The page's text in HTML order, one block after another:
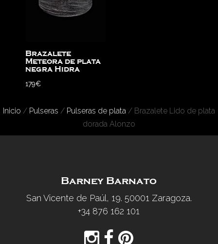
Brazalete
Meteora de plata
negra Hidra
179€
Inicio / Pulseras / Pulseras de plata / Brazalete Lido de plata
dorada Alonzo
Barney Barnato
San Vicente de Paúl, 19. 50001 Zaragoza.
+34 876 162 101